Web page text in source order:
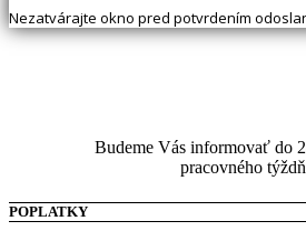
Nezatvárajte okno pred potvrdením
Budeme Vás informovať do
pracovného
POPLATKY